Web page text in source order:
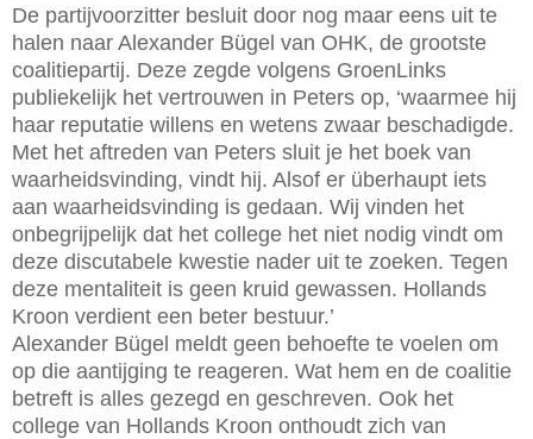
De partijvoorzitter besluit door nog maar eens uit te
halen naar Alexander Bügel van OHK, de grootste
coalitiepartij. Deze zegde volgens GroenLinks
publiekelijk het vertrouwen in Peters op, ‘waarmee hij
haar reputatie willens en wetens zwaar beschadigde.
Met het aftreden van Peters sluit je het boek van
waarheidsvinding, vindt hij. Alsof er überhaupt iets
aan waarheidsvinding is gedaan. Wij vinden het
onbegrijpelijk dat het college het niet nodig vindt om
deze discutabele kwestie nader uit te zoeken. Tegen
deze mentaliteit is geen kruid gewassen. Hollands
Kroon verdient een beter bestuur.’
Alexander Bügel meldt geen behoefte te voelen om
op die aantijging te reageren. Wat hem en de coalitie
betreft is alles gezegd en geschreven. Ook het
college van Hollands Kroon onthoudt zich van